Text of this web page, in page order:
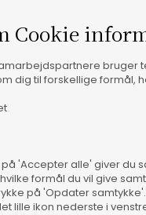
Cookie
bruger
dig til forskellige formål,
'Accepter alle' giver du
formål du vil give
på 'Opdater
lille ikon nederste i
Jakken har høj
to sidelommer samt en
på skulderen. Der er
har en temperatur rank på